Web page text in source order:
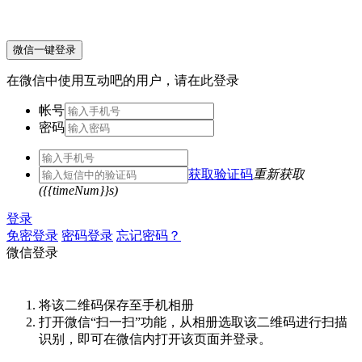
微信一键登录
在微信中使用互动吧的用户，请在此登录
帐号
密码
获取验证码重新获取
({{timeNum}}s)
登录
免密登录 密码登录 忘记密码？
微信登录
将该二维码保存至手机相册
打开微信“扫一扫”功能，从相册选取该二维码进行扫描
识别，即可在微信内打开该页面并登录。